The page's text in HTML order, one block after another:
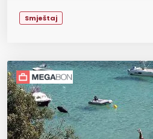
Smještaj